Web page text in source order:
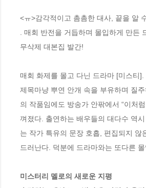
<ㅠ>감각적이고 촘촘한 대사, 끝을 알
. 매회 반전을 거듭하며 몰입하게 만든
무삭제 대본집 발간!
매회 화제를 몰고 다닌 드라마 [미스티].
제목마냥 뿌연 안개 속을 부유하며 질
의 작품임에도 방송가 안팎에서 “이처
껴졌다. 출연하는 배우들의 대다수 역
는 작가 특유의 문장 호흡, 편집되지
드러난다. 덕분에 드라마와는 또다른
미스터리 멜로의 새로운 지평